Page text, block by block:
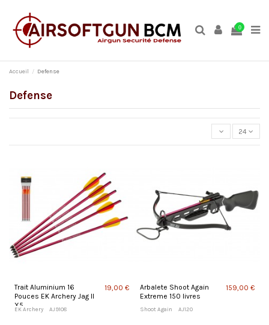
0
Accueil Defense
Defense
24
Trait Aluminium 16
Pouces EK Archery Jag II
X5
EK Archery AJ9108
19,00 €
Arbalete Shoot Again
Extreme 150 livres
Shoot Again AJ120
159,00 €